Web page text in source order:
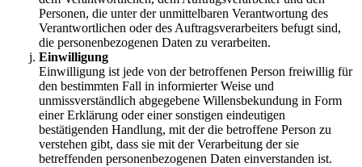
Personen, die unter der unmittelbaren Verantwortung des
Verantwortlichen oder des Auftragsverarbeiters befugt sind,
die personenbezogenen Daten zu verarbeiten.
Einwilligung
Einwilligung ist jede von der betroffenen Person freiwillig für
den bestimmten Fall in informierter Weise und
unmissverständlich abgegebene Willensbekundung in Form
einer Erklärung oder einer sonstigen eindeutigen
bestätigenden Handlung, mit der die betroffene Person zu
verstehen gibt, dass sie mit der Verarbeitung der sie
betreffenden personenbezogenen Daten einverstanden ist.